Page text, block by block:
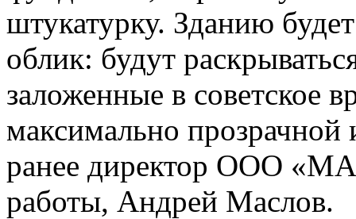
штукатурку. Зданию
облик: будут
заложенные в советское
максимально
ранее директор ООО
работы, Андрей Маслов.